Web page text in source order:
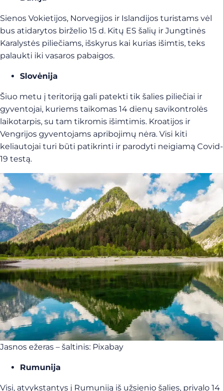
Sienos Vokietijos, Norvegijos ir Islandijos turistams vėl
bus atidarytos birželio 15 d. Kitų ES šalių ir Jungtinės
Karalystės piliečiams, išskyrus kai kurias išimtis, teks
palaukti iki vasaros pabaigos.
Slovėnija
Šiuo metu į teritoriją gali patekti tik šalies piliečiai ir
gyventojai, kuriems taikomas 14 dienų savikontrolės
laikotarpis, su tam tikromis išimtimis. Kroatijos ir
Vengrijos gyventojams apribojimų nėra. Visi kiti
keliautojai turi būti patikrinti ir parodyti neigiamą Covid-
19 testą.
Jasnos ežeras – šaltinis: Pixabay
Rumunija
Visi, atvykstantys į Rumuniją iš užsienio šalies, privalo 14